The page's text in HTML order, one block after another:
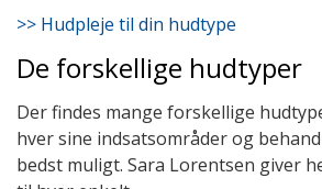
>> Hudpleje til din hudtype
De forskellige hudtyper
Der findes mange forskellige
hver sine indsatsområder og
bedst muligt. Sara Lorentsen giver